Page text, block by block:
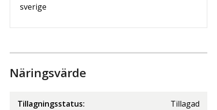
sverige
Näringsvärde
Tillagningsstatus: Tillagad